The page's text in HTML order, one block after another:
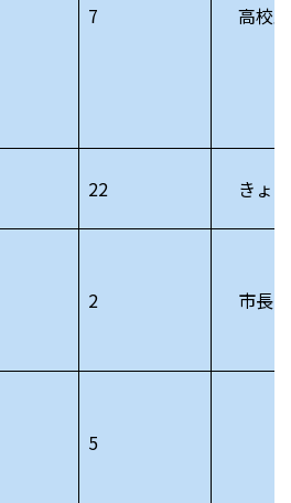
7 高校
22 きょ
2 市長
5